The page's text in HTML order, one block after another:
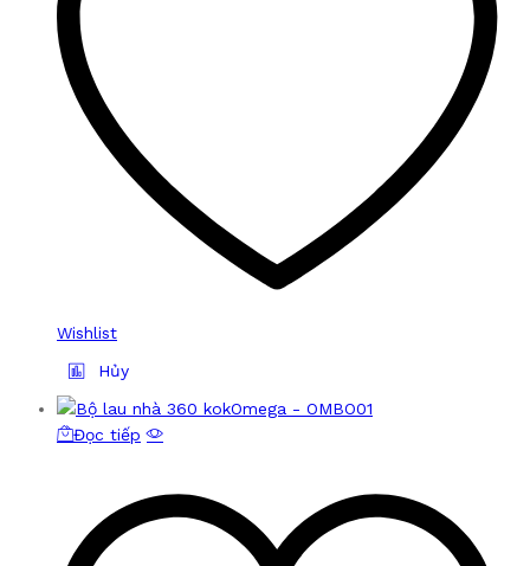
Wishlist
Hủy
Đọc tiếp